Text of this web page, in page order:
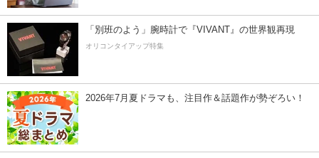
「別班のよう」腕時計で『VIVANT』の世界観再現
オリコンタイアップ特集
2026年7月夏ドラマも、注目作＆話題作が勢ぞろい！